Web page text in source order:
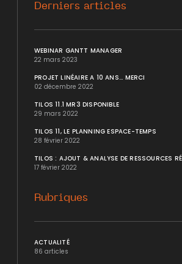
Derniers articles
WEBINAR GANTT MANAGER
22 mars 2023
PROJET LINÉAIRE A 10 ANS... MERCI
02 décembre 2022
TILOS 11.1 MR3 DISPONIBLE
29 mars 2022
TILOS 11, LE PLANNING ESPACE-TEMPS
28 février 2022
TILOS : AJOUT & ANALYSE DE RESSOURCES
17 février 2022
Rubriques
ACTUALITÉ
86 articles